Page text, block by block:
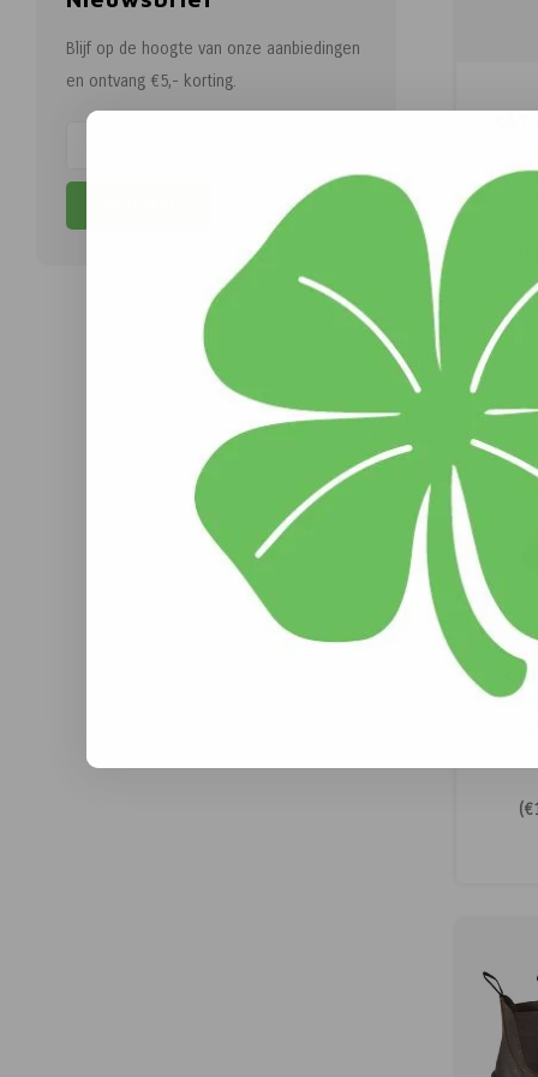
Blijf op de hoogte van onze aanbiedingen
en ontvang €5,- korting.
Met de
(